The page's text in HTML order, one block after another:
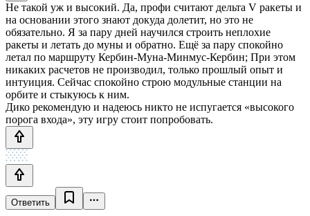
Не такой уж и высокий. Да, профи считают дельта V ракеты и
на основании этого знают докуда долетит, но это не
обязательно. Я за пару дней научился строить неплохие
ракеты и летать до муны и обратно. Ещё за пару спокойно
летал по маршруту Кербин-Муна-Минмус-Кербин; При этом
никаких расчетов не производил, только прошлый опыт и
интуиция. Сейчас спокойно строю модульные станции на
орбите и стыкуюсь к ним.
Дико рекомендую и надеюсь никто не испугается «высокого
порога входа», эту игру стоит попробовать.
Ответить